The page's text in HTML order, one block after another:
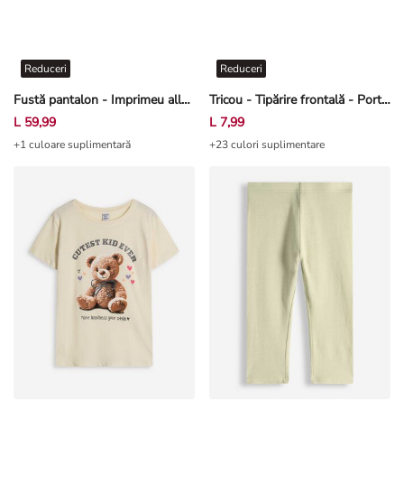
Fustă pantalon - Imprimeu allover - Bej
Reduceri
L 59,99
+1 culoare suplimentară
Tricou - Tipărire frontală - Portocaliu
Reduceri
L 7,99
+23 culori suplimentare